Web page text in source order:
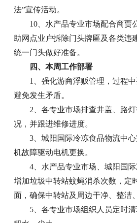
法”宣传活动。
10、水产品专业市场配合商贾
助网点业户拆除门头牌匾及各类违
统一门头做好准备。
四、本周工作部署
1、强化游商浮贩管理，过程中
避免发生矛盾。
2、各专业市场排查井盖、路
况，并跟进维修进度。
3、城阳国际冷冻食品物流中
机故障驱动电机更换。
4、水产品专业市场、城阳国
增加垃圾中转站蚊蝇消杀次数，定
面，确保中转站及周边干净、整洁
5、各专业市场组织人员定时清